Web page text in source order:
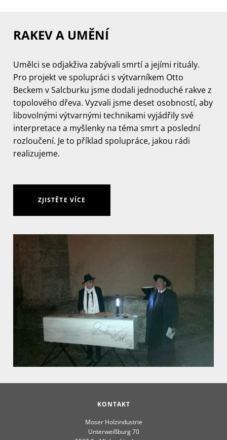
RAKEV A UMĚNÍ
Umělci se odjakživa zabývali smrtí a jejími rituály.
Pro projekt ve spolupráci s výtvarníkem Otto
Beckem v Salcburku jsme dodali jednoduché rakve z
topolového dřeva. Vyzvali jsme deset osobností, aby
libovolnými výtvarnými technikami vyjádřily své
interpretace a myšlenky na téma smrt a poslední
rozloučení. Je to příklad spolupráce, jakou rádi
realizujeme.
ZJISTĚTE VÍCE
KONTAKT
Moser Holzindustrie
Unterweißburg 70